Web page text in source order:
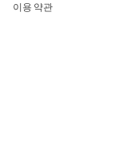
이용 약관